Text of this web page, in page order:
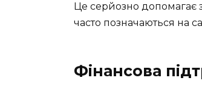
Це серйозно допомагає
часто позначаються на
Фінансова